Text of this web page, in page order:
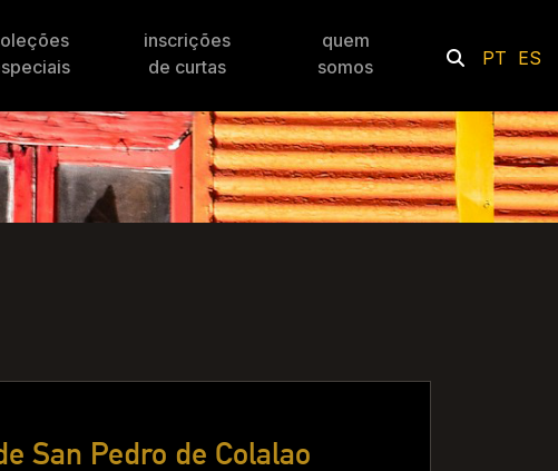
inscrições
de curtas
quem
somos
PT ES
San Pedro de Colalao